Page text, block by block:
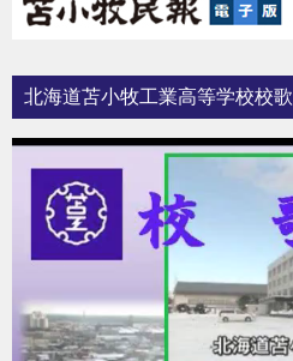
北海道苫小牧工業高等学校校歌